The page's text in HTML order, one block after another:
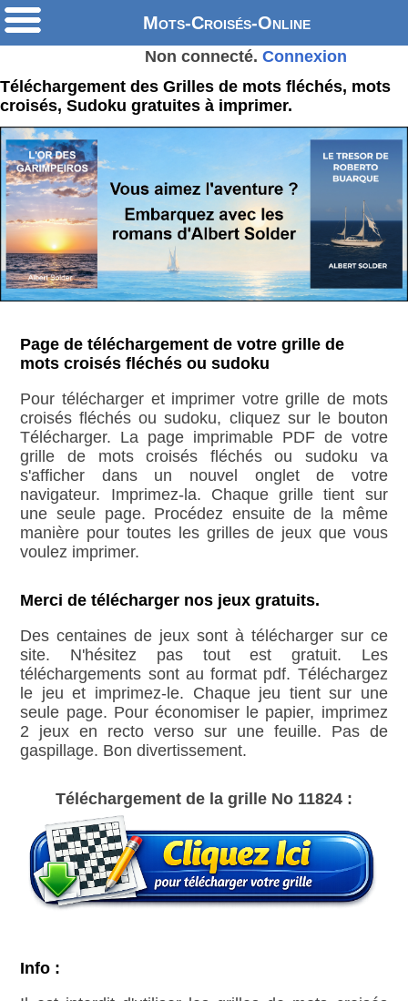
Mots-Croisés-Online
Non connecté. Connexion
Téléchargement des Grilles de mots fléchés, mots
croisés, Sudoku gratuites à imprimer.
Page de téléchargement de votre grille de
mots croisés fléchés ou sudoku
Pour télécharger et imprimer votre grille de mots
croisés fléchés ou sudoku, cliquez sur le bouton
Télécharger. La page imprimable PDF de votre
grille de mots croisés fléchés ou sudoku va
s'afficher dans un nouvel onglet de votre
navigateur. Imprimez-la. Chaque grille tient sur
une seule page. Procédez ensuite de la même
manière pour toutes les grilles de jeux que vous
voulez imprimer.
Merci de télécharger nos jeux gratuits.
Des centaines de jeux sont à télécharger sur ce
site. N'hésitez pas tout est gratuit. Les
téléchargements sont au format pdf. Téléchargez
le jeu et imprimez-le. Chaque jeu tient sur une
seule page. Pour économiser le papier, imprimez
2 jeux en recto verso sur une feuille. Pas de
gaspillage. Bon divertissement.
Téléchargement de la grille No 11824 :
Info :